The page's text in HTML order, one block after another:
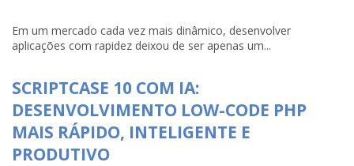
Em um mercado cada vez mais dinâmico, desenvolver
aplicações com rapidez deixou de ser apenas um...
SCRIPTCASE 10 COM IA:
DESENVOLVIMENTO LOW-CODE PHP
MAIS RÁPIDO, INTELIGENTE E
PRODUTIVO